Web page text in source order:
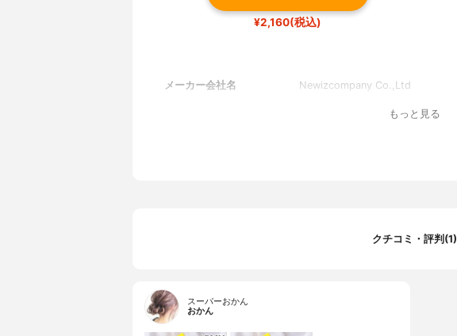
¥2,160(税込)
メーカー会社名 Newizcompany Co.,Ltd
もっと見る
クチコミ・評判(1)
スーパーおかん
おかん